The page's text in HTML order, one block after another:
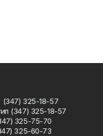
325-18-57
(347) 325-18-57
325-75-70
325-60-73